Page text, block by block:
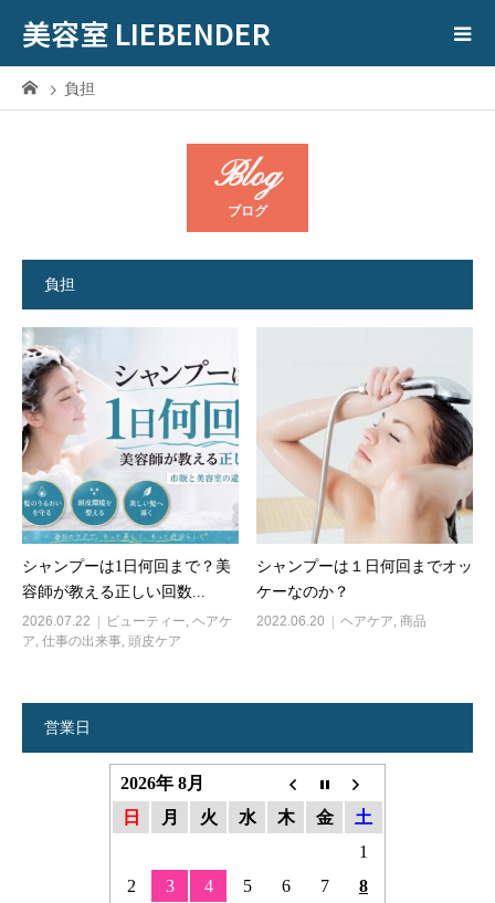
美容室 LIEBENDER
負担
Blog
ブログ
負担
シャンプーは1日何回まで？美
容師が教える正しい回数...
2026.07.22 ビューティー, ヘアケ
ア, 仕事の出来事, 頭皮ケア
シャンプーは１日何回までオッ
ケーなのか？
2022.06.20 ヘアケア, 商品
営業日
2026年 8月
日
月 火 水 木 金
土
1
2
3 4 5 6 7
8